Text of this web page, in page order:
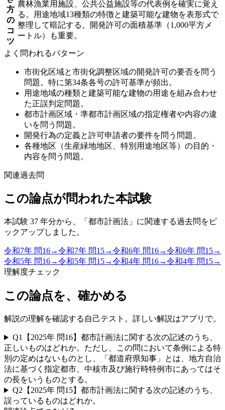
方
の
コ
ツ
農林漁業用施設、公共公益施設等の代表例を確実に覚え
る。用途地域13種類の特徴と建築可能な建物を表形式で
整理して暗記する。開発許可の面積基準（1,000平方メ
ートル）も重要。
よく問われるパターン
市街化区域と市街化調整区域の開発許可の要否を問う
問題。特に第34条各号の許可基準が頻出。
用途地域の種類と建築可能な建物の用途を組み合わせ
た正誤判定問題。
都市計画区域・準都市計画区域の指定権者や内容の違
いを問う問題。
開発行為の定義と許可申請者の要件を問う問題。
各種地区（生産緑地地区、特別用途地区等）の目的・
内容を問う問題。
関連過去問
この論点が問われた本試験
本試験 37 年分から、「 都市計画法 」に関連する過去問をピ
ックアップしました。
令和7年 問16→令和7年 問15→令和6年 問16→令和6年 問15→
令和5年 問16→令和5年 問15→令和4年 問16→令和4年 問15→
理解度チェック
この論点を、確かめる
解説の理解を確認する自己テスト。詳しい解説はアプリで。
Q1
【2025年 問16】都市計画法に関する次の記述のうち、
正しいものはどれか。ただし、この問において条例による特
別の定めはないものとし、「都道府県知事」とは、地方自治
法に基づく指定都市、中核市及び施行時特例市にあってはそ
の長をいうものとする。
Q2 【2025年 問15】都市計画法に関する次の記述のうち、
誤っているものはどれか。